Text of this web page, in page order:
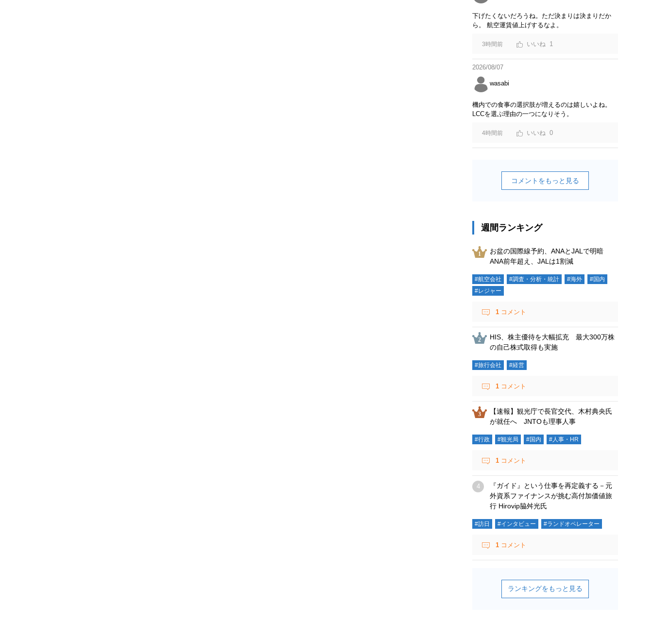
下げたくないだろうね。ただ決まりは決まりだか
ら。 航空運賃値上げするなよ。
3時間前 1
2026/08/07
wasabi
機内での食事の選択肢が増えるのは嬉しいよね。
LCCを選ぶ理由の一つになりそう。
4時間前 0
コメントをもっと見る
週間ランキング
お盆の国際線予約、ANAとJALで明暗
ANA前年超え、JALは1割減
#航空会社 #調査・分析・統計 #海外
#国内
#レジャー
1 コメント
HIS、株主優待を大幅拡充 最大300万株
の自己株式取得も実施
#旅行会社 #経営
1 コメント
【速報】観光庁で長官交代、木村典央氏
が就任へ JNTOも理事人事
#行政 #観光局 #国内 #人事・HR
1 コメント
『ガイド』という仕事を再定義する－元
外資系ファイナンスが挑む高付加価値旅
行 Hirovip脇舛光氏
#訪日 #インタビュー #ランドオペレーター
1 コメント